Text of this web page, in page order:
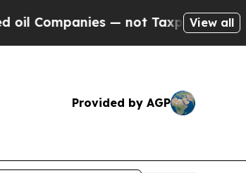
— not Taxpayers — the View all
Provided by AGP